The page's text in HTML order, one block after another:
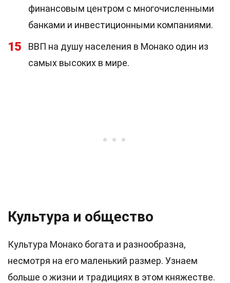
финансовым центром с многочисленными
банками и инвестиционными компаниями.
15
ВВП на душу населения в Монако один из
самых высоких в мире.
Культура и общество
Культура Монако богата и разнообразна,
несмотря на его маленький размер. Узнаем
больше о жизни и традициях в этом княжестве.